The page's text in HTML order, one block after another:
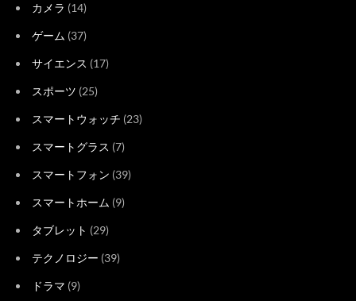
カメラ (14)
ゲーム (37)
サイエンス (17)
スポーツ (25)
スマートウォッチ (23)
スマートグラス (7)
スマートフォン (39)
スマートホーム (9)
タブレット (29)
テクノロジー (39)
ドラマ (9)